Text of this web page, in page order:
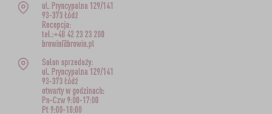
ul. Pryncypalna 129/141
93-373 Łódź
Recepcja:
tel.:+48 42 23 23 200
browin@browin.pl
Salon sprzedaży:
ul. Pryncypalna 129/141
93-373 Łódź
otwarty w godzinach:
Pn-Czw 9:00-17:00
Pt 9:00-18:00